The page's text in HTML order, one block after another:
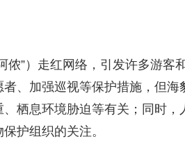
”）走红网络，引发许多游客
、加强巡视等保护措施，但海
栖息环境胁迫等有关；同时，
护组织的关注。